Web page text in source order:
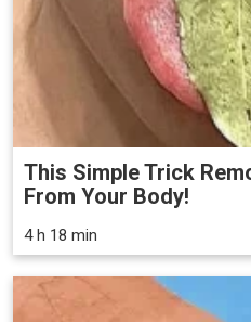
This Simple Trick
From Your Body!
4 h 18 min